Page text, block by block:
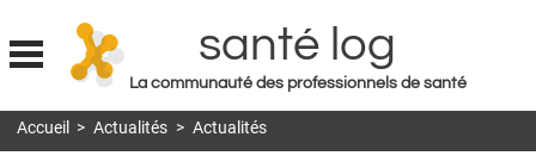
Jump to navigation
santé log
La communauté des professionnels de santé
MON COMPTE
Accueil > Actualités > Actualités